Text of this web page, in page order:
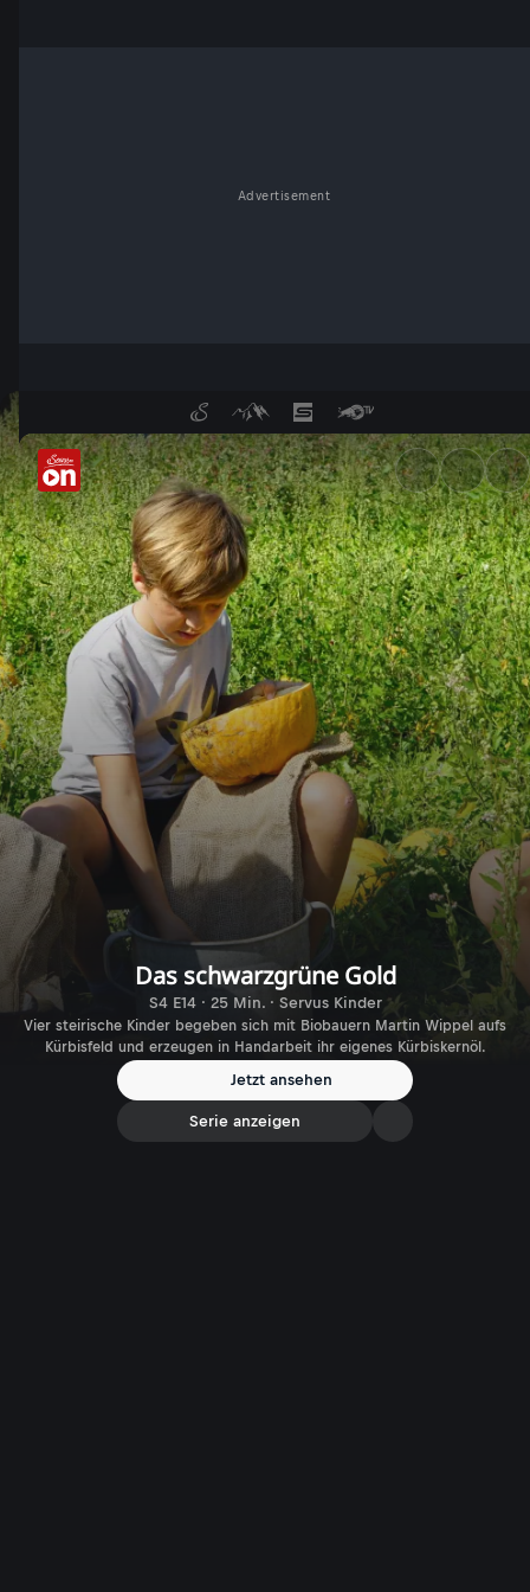
Advertisement
Das schwarzgrüne Gold der
Das schwarzgrüne Gold
S4 E14 · 25 Min. · Servus Kinder
Vier steirische Kinder begeben sich mit Biobauern Martin Wippel aufs
Kürbisfeld und erzeugen in Handarbeit ihr eigenes Kürbiskernöl.
Jetzt ansehen
Serie anzeigen